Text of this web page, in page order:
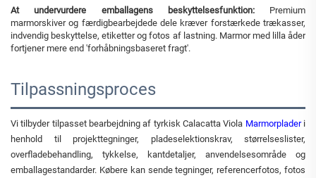
At undervurdere emballagens beskyttelsesfunktion: Premium
marmorskiver og færdigbearbejdede dele kræver forstærkede trækasser,
indvendig beskyttelse, etiketter og fotos af lastning. Marmor med lilla åder
fortjener mere end 'forhåbningsbaseret fragt'.
Tilpassningsproces
Vi tilbyder tilpasset bearbejdning af tyrkisk Calacatta Viola Marmorplader i
henhold til projekttegninger, pladeselektionskrav, størrelseslister,
overfladebehandling, tykkelse, kantdetaljer, anvendelsesområde og
emballagestandarder. Købere kan sende tegninger, referencerfotos, fotos